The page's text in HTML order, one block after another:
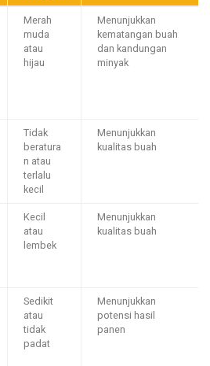
Merah
muda
atau
hijau
Menunjukkan
kematangan buah
dan kandungan
minyak
Tidak
beratura
n atau
terlalu
kecil
Menunjukkan
kualitas buah
Kecil
atau
lembek
Menunjukkan
kualitas buah
Sedikit
atau
tidak
padat
Menunjukkan
potensi hasil
panen